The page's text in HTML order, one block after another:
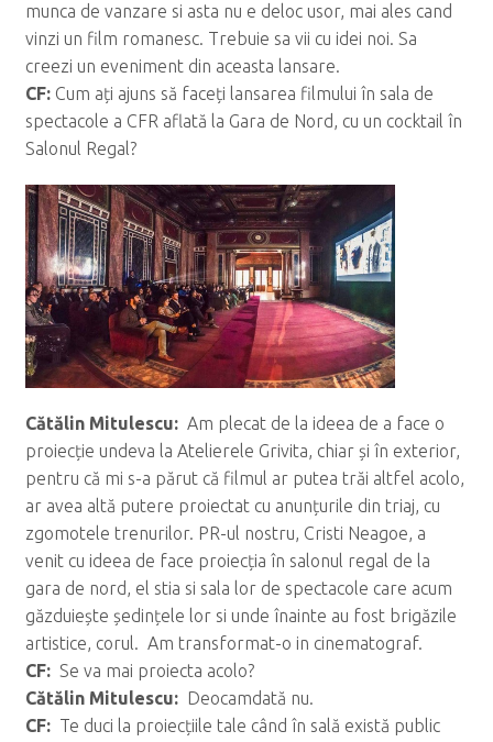
munca de vanzare si asta nu e deloc usor, mai ales cand
vinzi un film romanesc. Trebuie sa vii cu idei noi. Sa
creezi un eveniment din aceasta lansare.
CF: Cum ați ajuns să faceți lansarea filmului în sala de
spectacole a CFR aflată la Gara de Nord, cu un cocktail în
Salonul Regal?
Cătălin Mitulescu: Am plecat de la ideea de a face o
proiecție undeva la Atelierele Grivita, chiar și în exterior,
pentru că mi s-a părut că filmul ar putea trăi altfel acolo,
ar avea altă putere proiectat cu anunțurile din triaj, cu
zgomotele trenurilor. PR-ul nostru, Cristi Neagoe, a
venit cu ideea de face proiecția în salonul regal de la
gara de nord, el stia si sala lor de spectacole care acum
găzduiește ședințele lor si unde înainte au fost brigăzile
artistice, corul. Am transformat-o in cinematograf.
CF: Se va mai proiecta acolo?
Cătălin Mitulescu: Deocamdată nu.
CF: Te duci la proiecțiile tale când în sală există public